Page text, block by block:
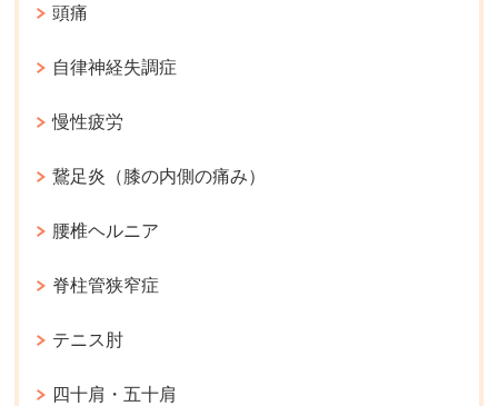
頭痛
自律神経失調症
慢性疲労
鵞足炎（膝の内側の痛み）
腰椎ヘルニア
脊柱管狭窄症
テニス肘
四十肩・五十肩